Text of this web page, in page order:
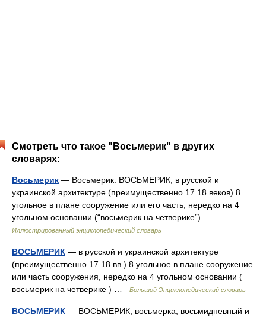
Смотреть что такое "Восьмерик" в других
словарях:
Восьмерик — Восьмерик. ВОСЬМЕРИК, в русской и
украинской архитектуре (преимущественно 17 18 веков) 8
угольное в плане сооружение или его часть, нередко на 4
угольном основании (“восьмерик на четверике”). …
Иллюстрированный энциклопедический словарь
ВОСЬМЕРИК — в русской и украинской архитектуре
(преимущественно 17 18 вв.) 8 угольное в плане сооружение
или часть сооружения, нередко на 4 угольном основании (
восьмерик на четверике ) …
Большой Энциклопедический словарь
ВОСЬМЕРИК — ВОСЬМЕРИК, восьмерка, восьмидневный и